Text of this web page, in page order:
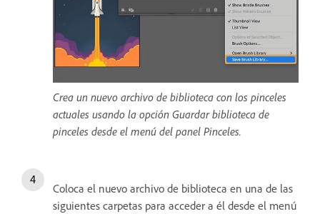
Crea un nuevo archivo de biblioteca con los pinceles
actuales usando la opción Guardar biblioteca de
pinceles desde el menú del panel Pinceles.
Coloca el nuevo archivo de biblioteca en una de las
siguientes carpetas para acceder a él desde el menú